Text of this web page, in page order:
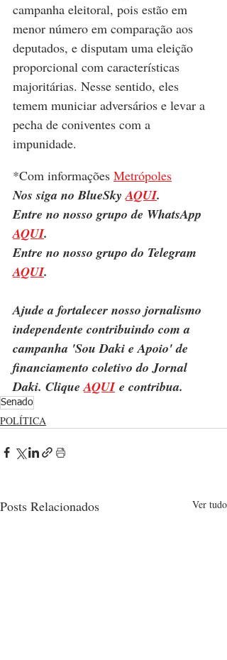
campanha eleitoral, pois estão em
menor número em comparação aos
deputados, e disputam uma eleição
proporcional com características
majoritárias. Nesse sentido, eles
temem municiar adversários e levar a
pecha de coniventes com a
impunidade.
*Com informações Metrópoles
Nos siga no BlueSky AQUI.
Entre no nosso grupo de WhatsApp
AQUI.
Entre no nosso grupo do Telegram
AQUI.
Ajude a fortalecer nosso jornalismo
independente contribuindo com a
campanha 'Sou Daki e Apoio' de
financiamento coletivo do Jornal
Daki. Clique AQUI e contribua.
Senado
POLÍTICA
Posts Relacionados Ver tudo